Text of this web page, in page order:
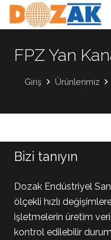
FPZ Yan
Giriş Ürünlerimiz
Bizi tanıyın
Dozak Endüstriyel
ölçekli hızlı
işletmelerin üretim
kontrol edilebilir